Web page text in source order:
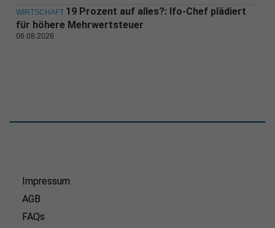
WIRTSCHAFT 19 Prozent auf alles?: Ifo-Chef plädiert
für höhere Mehrwertsteuer
06.08.2026
Impressum
AGB
FAQs